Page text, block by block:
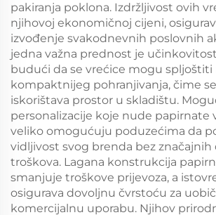
pakiranja poklona. Izdržljivost ovih
njihovoj ekonomičnoj cijeni,
izvođenje svakodnevnih poslovnih
jedna važna prednost je
budući da se vrećice mogu spljoštiti
kompaktnijeg pohranjivanja, čime
iskorištava prostor u skladištu.
personalizacije koje nude papirnate
veliko omogućuju poduzećima da
vidljivost svog brenda bez
troškova. Lagana konstrukcija
smanjuje troškove prijevoza, a
osigurava dovoljnu čvrstoću za
komercijalnu uporabu. Njihov